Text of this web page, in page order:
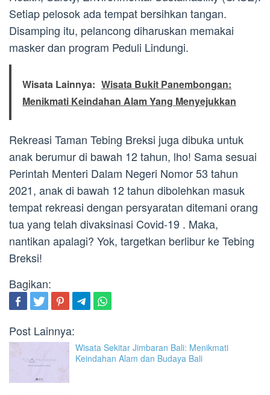
Setiap pelosok ada tempat bersihkan tangan.
Disamping itu, pelancong diharuskan memakai
masker dan program Peduli Lindungi.
Wisata Lainnya: Wisata Bukit Panembongan:
Menikmati Keindahan Alam Yang Menyejukkan
Rekreasi Taman Tebing Breksi juga dibuka untuk
anak berumur di bawah 12 tahun, lho! Sama sesuai
Perintah Menteri Dalam Negeri Nomor 53 tahun
2021, anak di bawah 12 tahun dibolehkan masuk
tempat rekreasi dengan persyaratan ditemani orang
tua yang telah divaksinasi Covid-19 . Maka,
nantikan apalagi? Yok, targetkan berlibur ke Tebing
Breksi!
Bagikan:
Post Lainnya:
Wisata Sekitar Jimbaran Bali: Menikmati
Keindahan Alam dan Budaya Bali